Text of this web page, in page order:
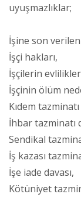
uyuşmazlıklar;
İşine son
İşçi hakları,
İşçilerin
İşçinin ölüm
Kıdem tazminatı
İhbar tazminatı
Sendikal
İş kazası
İşe iade davası,
Kötüniyet